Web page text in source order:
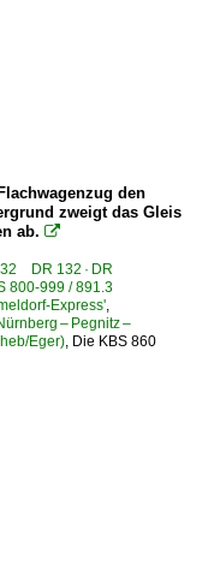
·ER20·
'Ludmilla'
'Ludmilla'
Private
Class 66
'Wackeldackel'
'Wackeldackel'
den
zweigt das Gleis
ab. 
DR 132 · DR
800-999 / 891.3
Express',
– Pegnitz –
Eger), Die KBS 860